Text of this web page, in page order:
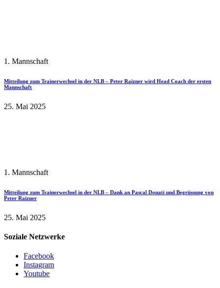
1. Mannschaft
Mitteilung zum Trainerwechsel in der NLB – Peter Raizner wird Head Coach der ersten
Mannschaft
25. Mai 2025
1. Mannschaft
Mitteilung zum Trainerwechsel in der NLB – Dank an Pascal Donati und Begrüssung von
Peter Raizner
25. Mai 2025
Soziale Netzwerke
Facebook
Instagram
Youtube